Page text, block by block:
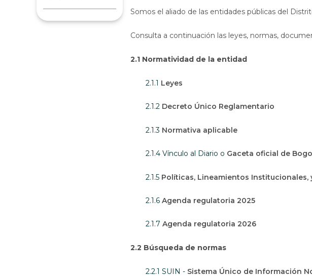
Somos el aliado de las entidades públicas del
Consulta a continuación las leyes, normas,
2.1 Normatividad de la entidad
2.1.1 Leyes
2.1.2 Decreto Único Reglamentario
2.1.3 Normativa aplicable
2.1.4 Vínculo al Diario o Gaceta oficial de
2.1.5 Políticas, Lineamientos Institucionales,
2.1.6 Agenda regulatoria 2025
2.1.7 Agenda regulatoria 2026
2.2 Búsqueda de normas
2.2.1 SUIN - Sistema Único de Información